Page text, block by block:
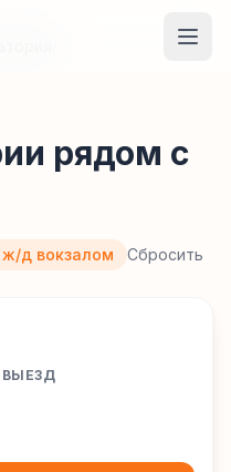
рядом с
д вокзалом Сбросить
ВЫЕЗД